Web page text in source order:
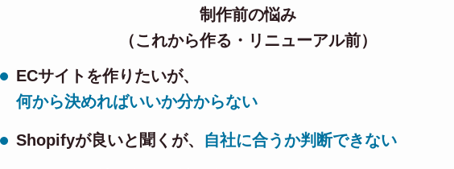
制作前の悩み
（これから作る・リニューアル前）
ECサイトを作りたいが、
何から決めればいいか分からない
Shopifyが良いと聞くが、 自社に合うか判断できない